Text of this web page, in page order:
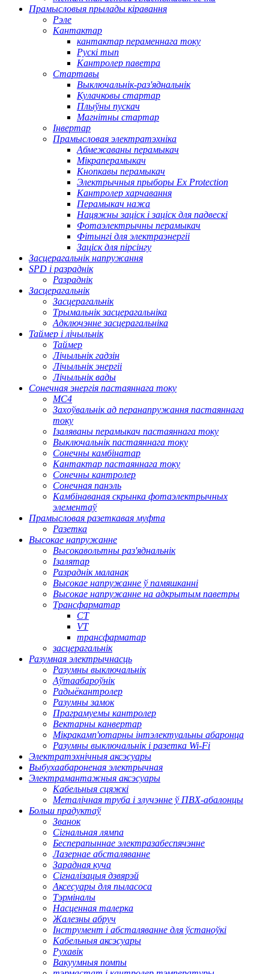
Прамысловыя прылады кіравання
Рэле
Кантактар
кантактар ​​пераменнага току
Рускі тып
Кантролер паветра
Стартавы
Выключальнік-раз'яднальнік
Кулачковы стартар
Плыўны пускач
Магнітны стартар
Інвертар
Прамысловая электратэхніка
Абмежаваны перамыкач
Мікраперамыкач
Кнопкавы перамыкач
Электрычныя прыборы Ex Protection
Кантролер харчавання
Перамыкач нажа
Нацяжны заціск і заціск для падвескі
Фотаэлектрычны перамыкач
Фітынгі для электраэнергіі
Заціск для пірсінгу
Засцерагальнік напружання
SPD і разраднік
Разраднік
Засцерагальнік
Засцерагальнік
Трымальнік засцерагальніка
Адключэнне засцерагальніка
Таймер і лічыльнік
Таймер
Лічыльнік гадзін
Лічыльнік энергіі
Лічыльнік вады
Сонечная энергія пастаяннага току
МС4
Захоўвальнік ад перанапружання пастаяннага
току
Ізаляваны перамыкач пастаяннага току
Выключальнік пастаяннага току
Сонечны камбінатар
Кантактар ​​пастаяннага току
Сонечны кантролер
Сонечная панэль
Камбінаваная скрынка фотаэлектрычных
элементаў
Прамысловая разеткавая муфта
Разетка
Высокае напружанне
Высокавольтны раз'яднальнік
Ізалятар
Разраднік маланак
Высокае напружанне ў памяшканні
Высокае напружанне на адкрытым паветры
Трансфарматар
CT
VT
трансфарматар
засцерагальнік
Разумная электрычнасць
Разумны выключальнік
Аўтаабароўнік
Радыёкантролер
Разумны замок
Праграмуемы кантролер
Вектарны канвертар
Мікракамп'ютарны інтэлектуальны абаронца
Разумны выключальнік і разетка Wi-Fi
Электратэхнічныя аксэсуары
Выбухаабароненая электрычная
Электрамантажныя аксэсуары
Кабельныя сцяжкі
Металічная труба і злучэнне ў ПВХ-абалонцы
Больш прадуктаў
Званок
Сігнальная лямпа
Бесперапыннае электразабеспячэнне
Лазернае абсталяванне
Зарадная куча
Сігналізацыя дзвярэй
Аксесуары для пыласоса
Тэрміналы
Насценная талерка
Жалезны абруч
Інструмент і абсталяванне для ўстаноўкі
Кабельныя аксэсуары
Рухавік
Вакуумныя помпы